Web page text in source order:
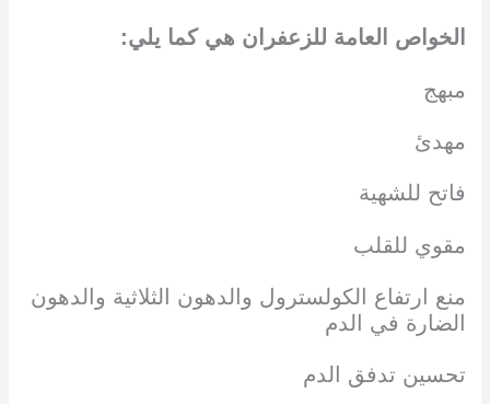
الخواص العامة للزعفران هي كما يلي:
مبهج
مهدئ
فاتح للشهية
مقوي للقلب
منع ارتفاع الكولسترول والدهون الثلاثية والدهون
الضارة في الدم
تحسين تدفق الدم